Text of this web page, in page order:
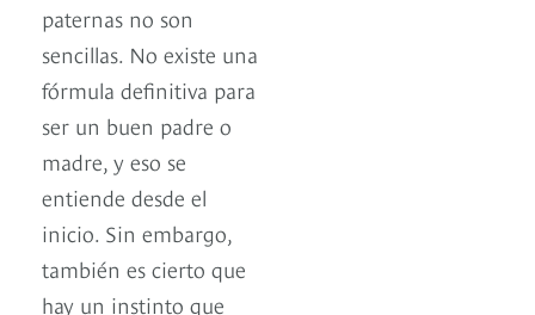
paternas no son
sencillas. No existe una
fórmula definitiva para
ser un buen padre o
madre, y eso se
entiende desde el
inicio. Sin embargo,
también es cierto que
hay un instinto que